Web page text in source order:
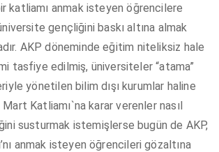
katliamı anmak isteyen öğrencilere
gençliğini baskı altına almak
AKP döneminde eğitim niteliksiz hale
tasfiye edilmiş, üniversiteler “atama”
yönetilen bilim dışı kurumlar haline
Katliamı`na karar verenler nasıl
susturmak istemişlerse bugün de AKP,
anmak isteyen öğrencileri gözaltına